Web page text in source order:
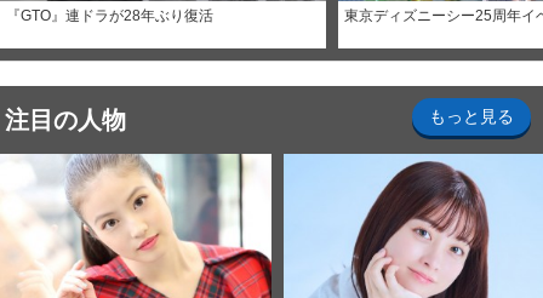
『GTO』連ドラが28年ぶり復活 東京ディズニーシー25周年イ
注目の人物 もっと見る